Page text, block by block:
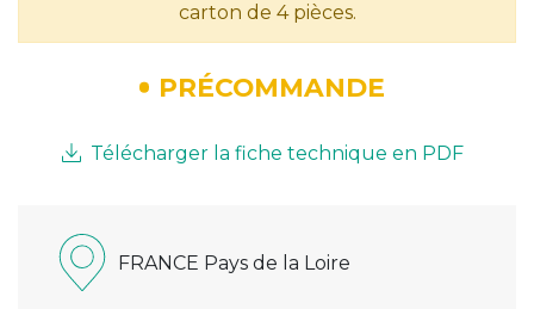
carton de 4 pièces.
PRÉCOMMANDE
Télécharger la fiche technique en PDF
FRANCE Pays de la Loire